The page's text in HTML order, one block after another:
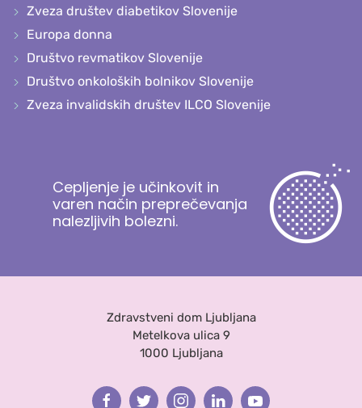
Zveza društev diabetikov Slovenije
Europa donna
Društvo revmatikov Slovenije
Društvo onkoloških bolnikov Slovenije
Zveza invalidskih društev ILCO Slovenije
Cepljenje je učinkovit in
varen način preprečevanja
nalezljivih bolezni.
Zdravstveni dom Ljubljana
Metelkova ulica 9
1000 Ljubljana
FacebookTwitterInstagramLinkedinYoutube